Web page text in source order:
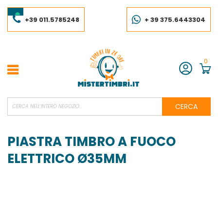
al
contenuto+39 011.5785248 + 39 375.6443304
Account
0
CERCA
PIASTRA TIMBRO A FUOCO
ELETTRICO Ø35MM